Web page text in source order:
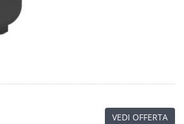
VEDI OFFERTA